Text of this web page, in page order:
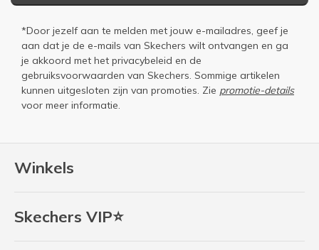
Winkels
Skechers VIP⭐
*Door jezelf aan te melden met jouw e-mailadres, geef je
aan dat je de e-mails van Skechers wilt ontvangen en ga
je akkoord met het privacybeleid en de
gebruiksvoorwaarden van Skechers. Sommige artikelen
kunnen uitgesloten zijn van promoties. Zie promotie-details
voor meer informatie.